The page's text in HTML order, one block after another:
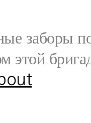
заборы
этой